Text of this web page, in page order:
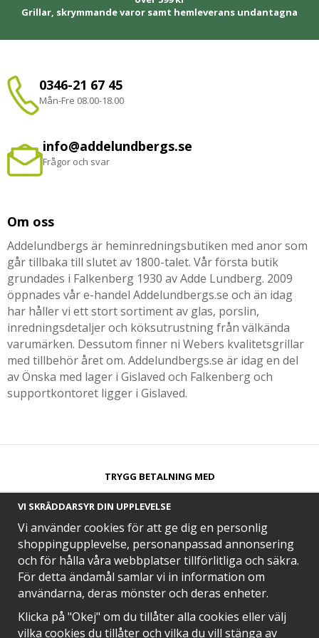
Grillar, skrymmande varor samt hemleverans undantagna
0346-21 67 45
Mån-Fre 08.00-18.00
info@addelundbergs.se
Frågor och svar
Om oss
Addelundbergs är heminredningsbutiken med anor som
går tillbaka till slutet av 1800-talet. Vår första butik
grundades i Falkenberg 1930 av Adde Lundberg. 2009
öppnades vår e-handel Addelundbergs.se och än idag
har håller vi ett stort sortiment av glas, porslin,
inredningsdetaljer och köksutrustning från välkända
varumärken. Dessutom finner ni Webers kvalitetsgrillar
med tillbehör året om. Addelundbergs.se är idag en del
av Önska med lager i Gislaved och Falkenberg och
supportkontoret ligger i Gislaved.
TRYGG BETALNING MED​
SNABB LEVERANS MED
VI SKRÄDDARSYR DIN UPPLEVELSE
Vi använder cookies för att ge dig en personlig
shoppingupplevelse, personanpassad annonsering
och för hålla våra webbplatser tillförlitliga och säkra.
För detta ändamål samlar vi in information om
användarna, deras mönster och deras enheter.
Klicka på "Okej" om du tillåter alla cookies eller välj
vilka cookies du tillåter och vilka du vill stänga av